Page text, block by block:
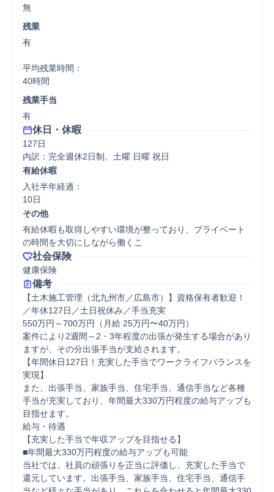
無
残業
有
平均残業時間：
40時間
残業手当
有
休日・休暇
127日
内訳：完全週休2日制、土曜 日曜 祝日
有給休暇
入社半年経過：
10日
その他
有給休暇も取得しやすい環境が整っており、プライベート
の時間を大切にしながら働くこ
社会保険
健康保険
備考
【土木施工管理（北九州市／広島市）】資格保有者歓迎！
／年休127日／土日祝休み／手当充実
550万円～700万円（月給 25万円〜40万円）
案件により2週間～2・3年程度の出張が発生する場合があり
ますが、その分出張手当が支給されます。
【年間休日127日！充実した手当でワークライフバランスを
実現】
また、出張手当、家族手当、住宅手当、通信手当など各種
手当が充実しており、年間最大330万円程度の給与アップも
目指せます。
給与・待遇
【充実した手当で年収アップを目指せる】
■年間最大330万円程度の給与アップも可能
当社では、社員の頑張りを正当に評価し、充実した手当で
還元しています。出張手当、家族手当、住宅手当、通信手